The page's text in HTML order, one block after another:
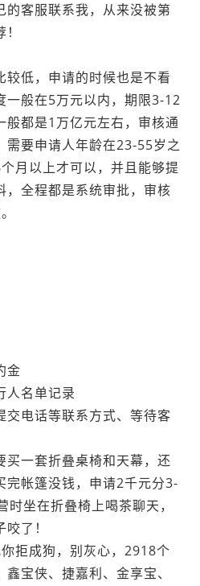
客服联系我，从来没被第
低，申请的时候也是不看
一般在5万元以内，期限3-12
般都是1万亿元左右，审核通
需要申请人年龄在23-55岁之
月以上才可以，并且能够提
，全程都是系统审批，审核
金
人名单记录
电话等联系方式、等待客
一套折叠桌椅和天幕，还
完帐篷没钱，申请2千元分3-
坐在折叠椅上喝茶聊天，
了！
拒成狗，别灰心，2918个
宝侠、捷嘉利、金享宝、